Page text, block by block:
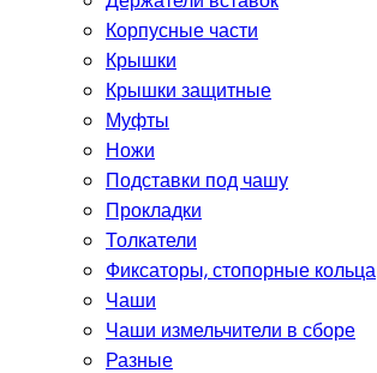
Корпусные части
Крышки
Крышки защитные
Муфты
Ножи
Подставки под чашу
Прокладки
Толкатели
Фиксаторы, стопорные кольца
Чаши
Чаши измельчители в сборе
Разные